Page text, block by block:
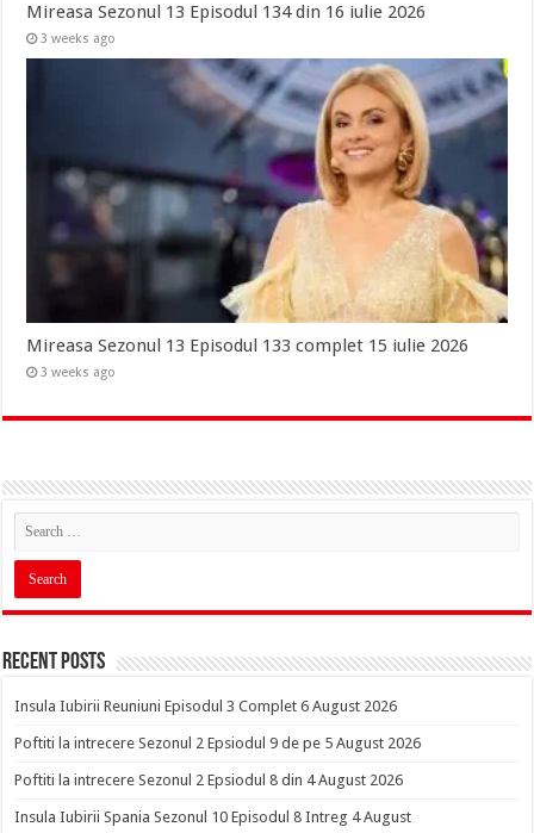
Mireasa Sezonul 13 Episodul 134 din 16 iulie 2026
3 weeks ago
Mireasa Sezonul 13 Episodul 133 complet 15 iulie 2026
3 weeks ago
Recent Posts
Insula Iubirii Reuniuni Episodul 3 Complet 6 August 2026
Poftiti la intrecere Sezonul 2 Epsiodul 9 de pe 5 August 2026
Poftiti la intrecere Sezonul 2 Epsiodul 8 din 4 August 2026
Insula Iubirii Spania Sezonul 10 Episodul 8 Intreg 4 August